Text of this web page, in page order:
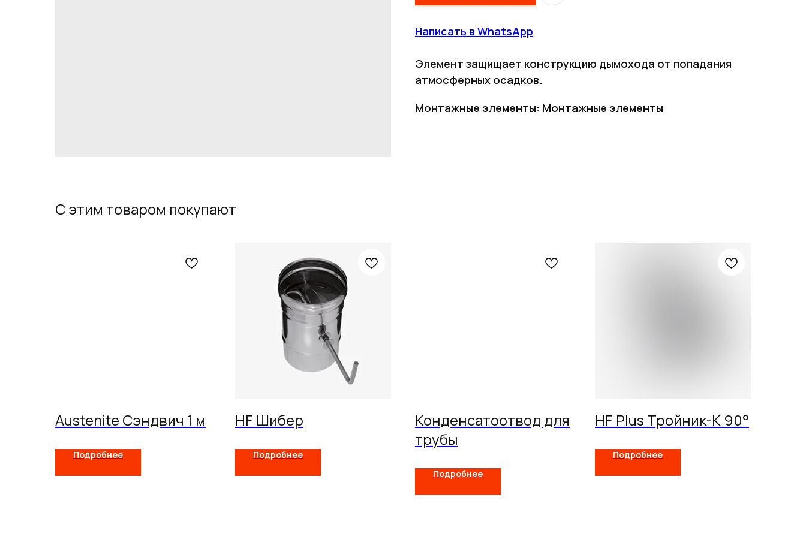
Написать в WhatsApp
Элемент защищает конструкцию дымохода от попадания
атмосферных осадков.
Монтажные элементы: Монтажные элементы
С этим товаром покупают
Austenite Сэндвич 1 м
Подробнее
HF Шибер
Подробнее
Конденсатоотвод для
трубы
Подробнее
HF Plus Тройник-К 90°
Подробнее
Покупателям
Услуги
О компании